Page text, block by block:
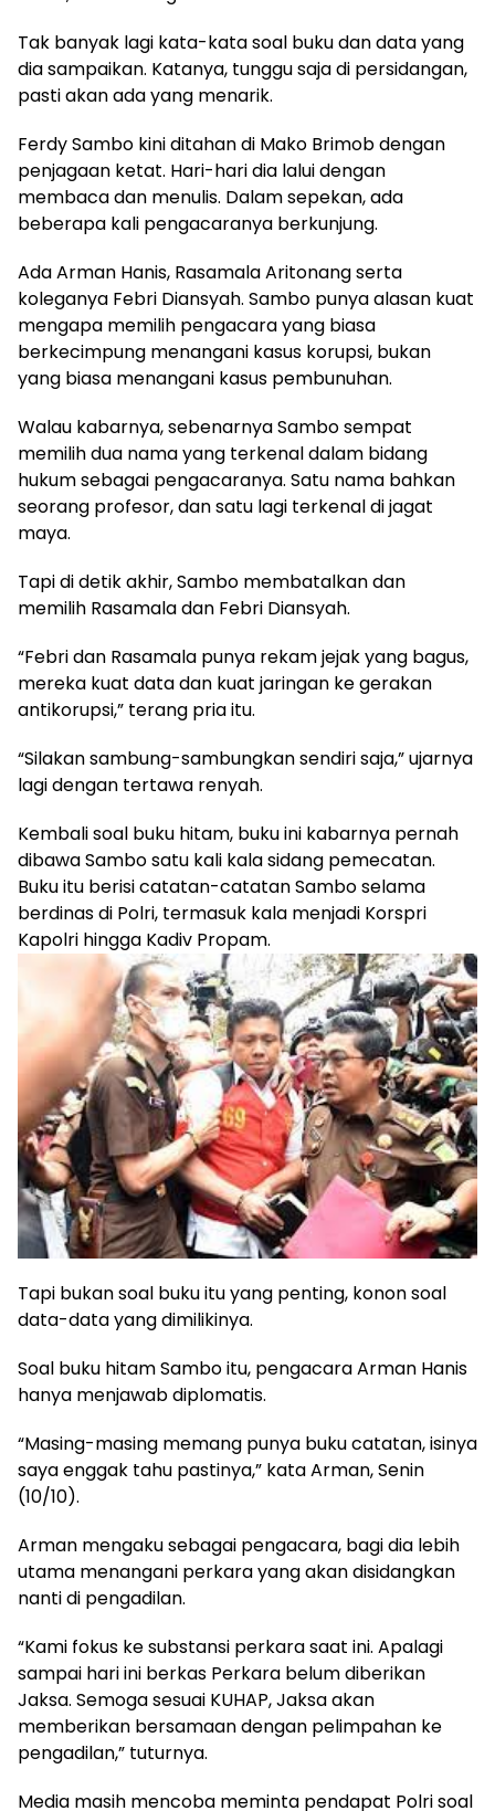
Tak banyak lagi kata-kata soal buku dan data yang
dia sampaikan. Katanya, tunggu saja di persidangan,
pasti akan ada yang menarik.
Ferdy Sambo kini ditahan di Mako Brimob dengan
penjagaan ketat. Hari-hari dia lalui dengan
membaca dan menulis. Dalam sepekan, ada
beberapa kali pengacaranya berkunjung.
Ada Arman Hanis, Rasamala Aritonang serta
koleganya Febri Diansyah. Sambo punya alasan kuat
mengapa memilih pengacara yang biasa
berkecimpung menangani kasus korupsi, bukan
yang biasa menangani kasus pembunuhan.
Walau kabarnya, sebenarnya Sambo sempat
memilih dua nama yang terkenal dalam bidang
hukum sebagai pengacaranya. Satu nama bahkan
seorang profesor, dan satu lagi terkenal di jagat
maya.
Tapi di detik akhir, Sambo membatalkan dan
memilih Rasamala dan Febri Diansyah.
“Febri dan Rasamala punya rekam jejak yang bagus,
mereka kuat data dan kuat jaringan ke gerakan
antikorupsi,” terang pria itu.
“Silakan sambung-sambungkan sendiri saja,” ujarnya
lagi dengan tertawa renyah.
Kembali soal buku hitam, buku ini kabarnya pernah
dibawa Sambo satu kali kala sidang pemecatan.
Buku itu berisi catatan-catatan Sambo selama
berdinas di Polri, termasuk kala menjadi Korspri
Kapolri hingga Kadiv Propam.
Tapi bukan soal buku itu yang penting, konon soal
data-data yang dimilikinya.
Soal buku hitam Sambo itu, pengacara Arman Hanis
hanya menjawab diplomatis.
“Masing-masing memang punya buku catatan, isinya
saya enggak tahu pastinya,” kata Arman, Senin
(10/10).
Arman mengaku sebagai pengacara, bagi dia lebih
utama menangani perkara yang akan disidangkan
nanti di pengadilan.
“Kami fokus ke substansi perkara saat ini. Apalagi
sampai hari ini berkas Perkara belum diberikan
Jaksa. Semoga sesuai KUHAP, Jaksa akan
memberikan bersamaan dengan pelimpahan ke
pengadilan,” tuturnya.
Media masih mencoba meminta pendapat Polri soal